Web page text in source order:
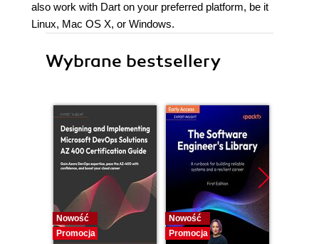
also work with Dart on your preferred platform, be it
Linux, Mac OS X, or Windows.
Wybrane bestsellery
Nowość
Promocja
Nowość
Promocja